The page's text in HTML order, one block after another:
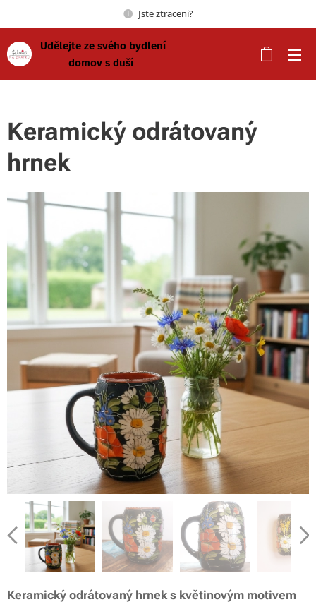
Jste ztraceni?
Udělejte ze svého bydlení
domov s duší
Keramický odrátovaný
hrnek
Odrátovaný keramický hrnek
Odrátovaný keramický hrnek
Odrátovaný keramický hrnek
Odrátovaný keramický hrnek
Odrátovaný keramický hrnek
Keramický odrátovaný hrnek s květinovým motivem